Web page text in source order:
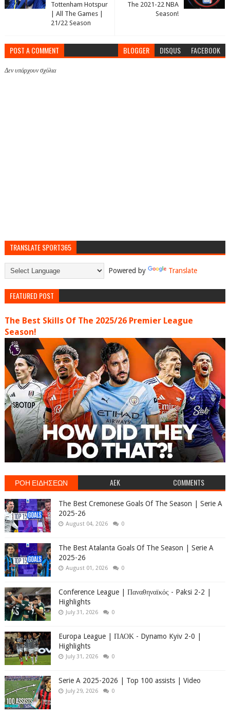
The 2021-22 NBA
Season!
Tottenham Hotspur
| All The Games |
21/22 Season
POST A COMMENT BLOGGER DISQUS FACEBOOK
Δεν υπάρχουν σχόλια
TRANSLATE SPORT365
Powered by Translate
FEATURED POST
The Best Skills Of The 2025/26 Premier League
Season!
ΡΟΗ ΕΙΔΗΣΕΩΝ AEK COMMENTS
The Best Cremonese Goals Of The Season | Serie A
2025-26
August 04, 2026 0
The Best Atalanta Goals Of The Season | Serie A
2025-26
August 01, 2026 0
Conference League | Παναθηναϊκός - Paksi 2-2 |
Highlights
July 31, 2026 0
Europa League | ΠΑΟΚ - Dynamo Kyiv 2-0 |
Highlights
July 31, 2026 0
Serie A 2025-2026 | Top 100 assists | Video
July 29, 2026 0